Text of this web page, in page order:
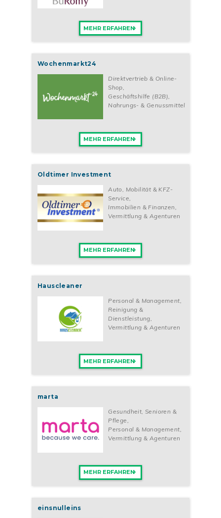
MEHR ERFAHREN
Wochenmarkt24
Direktvertrieb & Online-
Shop
Geschäftshilfe (B2B)
Nahrungs- & Genussmittel
MEHR ERFAHREN
Oldtimer Investment
Auto, Mobilität & KFZ-
Service,
Immobilien & Finanzen,
Vermittlung & Agenturen
MEHR ERFAHREN
Hauscleaner
Personal & Management
Reinigung &
Dienstleistung
Vermittlung & Agenturen
MEHR ERFAHREN
marta
Gesundheit, Senioren &
Pflege,
Personal & Management,
Vermittlung & Agenturen
MEHR ERFAHREN
einsnulleins